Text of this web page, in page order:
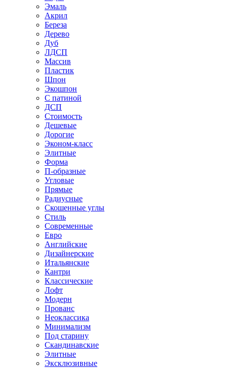
Эмаль
Акрил
Береза
Дерево
Дуб
ЛДСП
Массив
Пластик
Шпон
Экошпон
С патиной
ДСП
Стоимость
Дешевые
Дорогие
Эконом-класс
Элитные
Форма
П-образные
Угловые
Прямые
Радиусные
Скошенные углы
Стиль
Современные
Евро
Английские
Дизайнерские
Итальянские
Кантри
Классические
Лофт
Модерн
Прованс
Неоклассика
Минимализм
Под старину
Скандинавские
Элитные
Эксклюзивные